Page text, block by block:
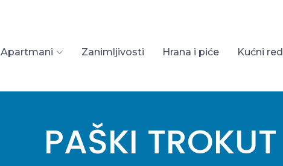
Apartmani Zanimljivosti Hrana i piće Kućni red
PAŠKI TROKUT